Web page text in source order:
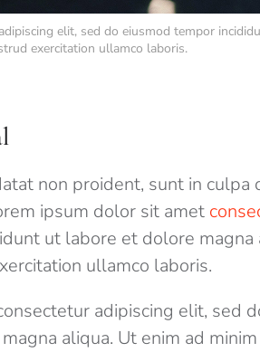
elit, sed do eiusmod tempor
exercitation ullamco laboris.
non proident, sunt in culpa
ipsum dolor sit amet
ut labore et dolore magna
ullamco laboris.
adipiscing elit, sed
aliqua. Ut enim ad